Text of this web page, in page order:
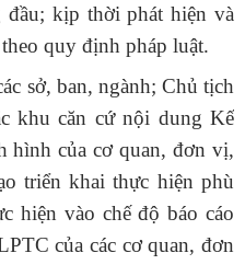
kịp thời phát hiện và
quy định pháp luật.
sở, ban, ngành; Chủ tịch
khu căn cứ nội dung Kế
hình của cơ quan, đơn vị,
triển khai thực hiện phù
hiện vào chế độ báo cáo
của các cơ quan, đơn